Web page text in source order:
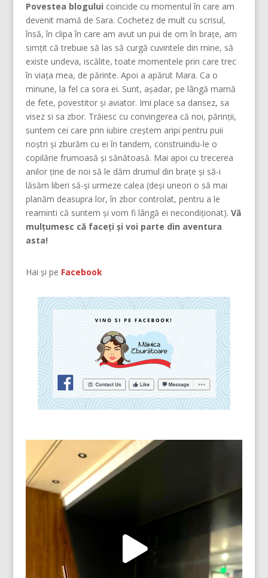
Povestea blogului coincide cu momentul în care am
devenit mamă de Sara. Cochetez de mult cu scrisul,
însă, în clipa în care am avut un pui de om în brațe, am
simțit că trebuie să las să curgă cuvintele din mine, să
existe undeva, iscălite, toate momentele prin care trec
în viața mea, de părinte. Apoi a apărut Mara. Ca o
minune, la fel ca sora ei. Sunt, așadar, pe lângă mamă
de fete, povestitor și aviator. Imi place sa dansez, sa
visez si sa zbor. Trăiesc cu convingerea că noi, părinţii,
suntem cei care prin iubire creştem aripi pentru puii
noştri şi zburăm cu ei în tandem, construindu-le o
copilărie frumoasă şi sănătoasă. Mai apoi cu trecerea
anilor ține de noi să le dăm drumul din braţe și să-i
lăsăm liberi să-și urmeze calea (deşi uneori o să mai
planăm deasupra lor, în zbor controlat, pentru a le
reaminti că suntem şi vom fi lângă ei necondiţionat). Vă
mulțumesc că faceți și voi parte din aventura
asta!
Hai și pe Facebook